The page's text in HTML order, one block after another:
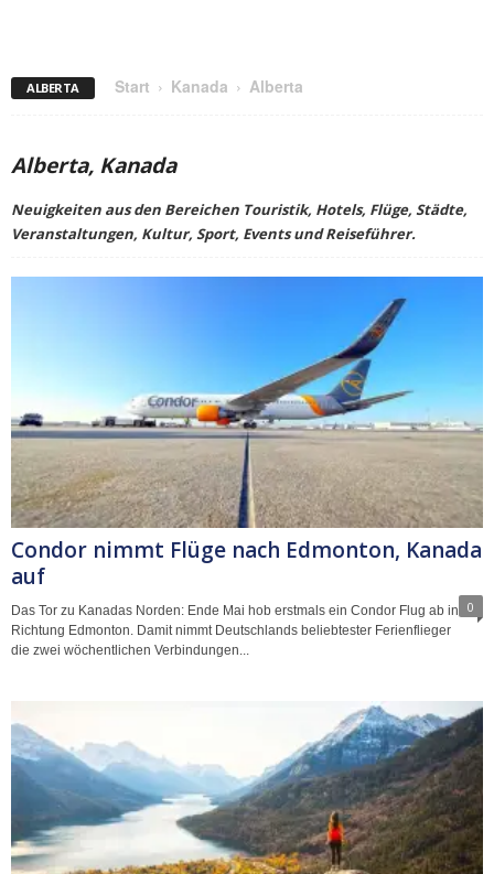
ALBERTA Start Kanada Alberta
Alberta, Kanada
Neuigkeiten aus den Bereichen Touristik, Hotels, Flüge, Städte,
Veranstaltungen, Kultur, Sport, Events und Reiseführer.
Condor nimmt Flüge nach Edmonton, Kanada
auf
0
Das Tor zu Kanadas Norden: Ende Mai hob erstmals ein Condor Flug ab in
Richtung Edmonton. Damit nimmt Deutschlands beliebtester Ferienflieger
die zwei wöchentlichen Verbindungen...